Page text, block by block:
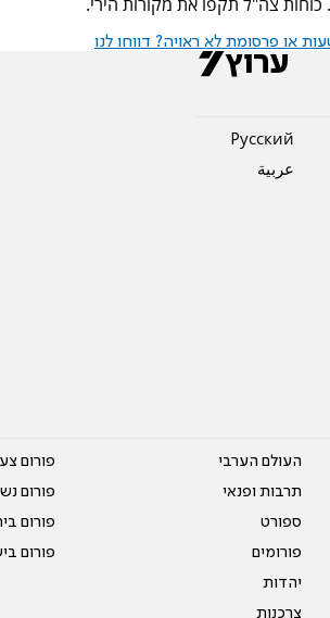
או פרסומת לא ראויה? דווחו לנו
Pусский
عربية
העולם הערבי
תרבות ופנאי
ספורט
פורומים
יהדות
צרכנות
פורום
פורום
פורום
פורום